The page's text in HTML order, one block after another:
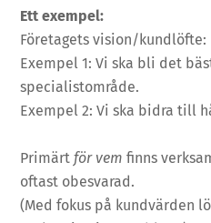
Ett exempel:
Företagets vision/kundlöfte:
Exempel 1: Vi ska bli det
specialistområde.
Exempel 2: Vi ska bidra till
Primärtför vem finns
oftast obesvarad.
(Med fokus på kundvärden